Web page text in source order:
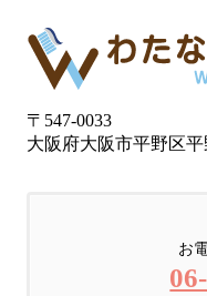
〒547-0033
大阪府大阪市平野区
お